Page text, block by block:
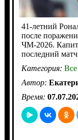
41-летний
после
ЧМ-2026.
последний
Категория: Все
Автор:
Время: